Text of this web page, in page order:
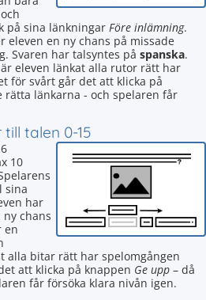
på sina länkningar Före inlämning.
eleven en ny chans på missade
Svaren har talsyntes på spanska.
eleven länkat alla rutor rätt har
för svårt går det att klicka på
rätta länkarna - och spelaren får
talen 0-15
10
sina
har
chans
en
alla bitar rätt har spelomgången
att klicka på knappen Ge upp – då
får försöka klara nivån igen.